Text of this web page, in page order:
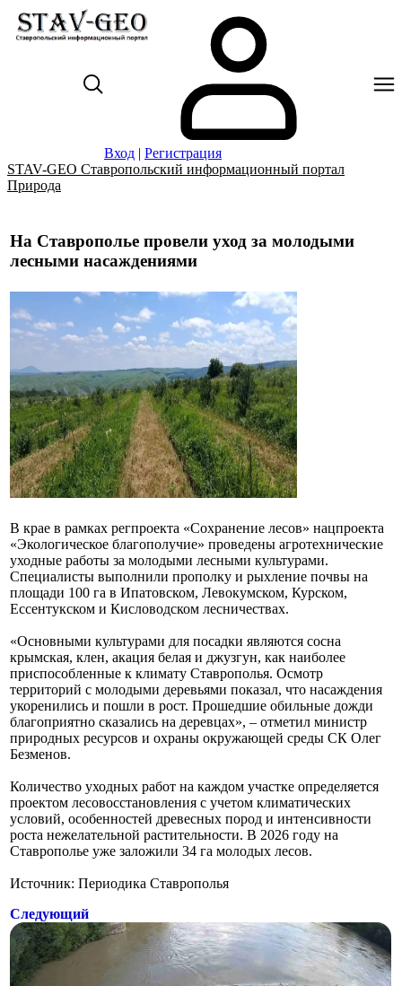
Вход | Регистрация
STAV-GEO Ставропольский информационный портал
Природа
На Ставрополье провели уход за молодыми
лесными насаждениями
В крае в рамках регпроекта «Сохранение лесов» нацпроекта
«Экологическое благополучие» проведены агротехнические
уходные работы за молодыми лесными культурами.
Специалисты выполнили прополку и рыхление почвы на
площади 100 га в Ипатовском, Левокумском, Курском,
Ессентукском и Кисловодском лесничествах.
«Основными культурами для посадки являются сосна
крымская, клен, акация белая и джузгун, как наиболее
приспособленные к климату Ставрополья. Осмотр
территорий с молодыми деревьями показал, что насаждения
укоренились и пошли в рост. Прошедшие обильные дожди
благоприятно сказались на деревцах», – отметил министр
природных ресурсов и охраны окружающей среды СК Олег
Безменов.
Количество уходных работ на каждом участке определяется
проектом лесовосстановления с учетом климатических
условий, особенностей древесных пород и интенсивности
роста нежелательной растительности. В 2026 году на
Ставрополье уже заложили 34 га молодых лесов.
Источник: Периодика Ставрополья
Следующий